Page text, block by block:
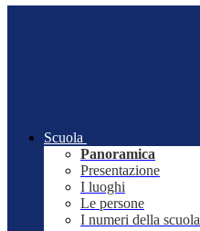
Scuola
Panoramica
Presentazione
I luoghi
Le persone
I numeri della scuola